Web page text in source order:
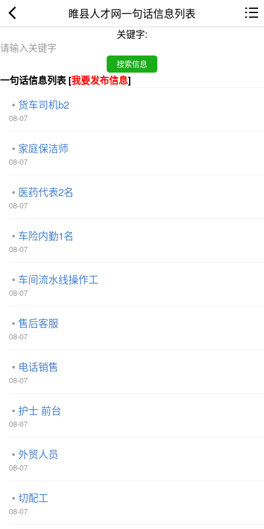
睢县人才网一句话信息列表
关键字:
一句话信息列表 [我要发布信息]
货车司机b2
08-07
家庭保洁师
08-07
医药代表2名
08-07
车险内勤1名
08-07
车间流水线操作工
08-07
售后客服
08-07
电话销售
08-07
护士 前台
08-07
外贸人员
08-07
切配工
08-07